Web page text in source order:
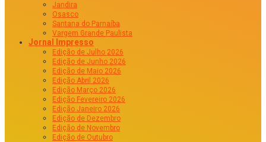
Jandira
Osasco
Santana do Parnaíba
Vargem Grande Paulista
Jornal Impresso
Edição de Julho 2026
Edição de Junho 2026
Edição de Maio 2026
Edição Abril 2026
Edição Março 2026
Edição Fevereiro 2026
Edição Janeiro 2026
Edição de Dezembro
Edição de Novembro
Edição de Outubro